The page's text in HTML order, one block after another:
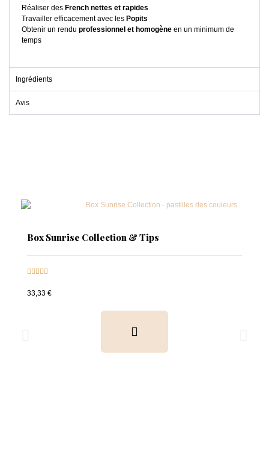
Réaliser des French nettes et rapides
Travailler efficacement avec les Popits
Obtenir un rendu professionnel et homogène en un minimum de
temps
Ingrédients
Avis
Box Sunrise Collection & Tips

33,33 €